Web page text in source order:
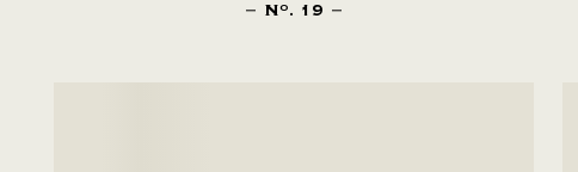
NO . 19